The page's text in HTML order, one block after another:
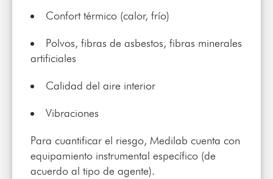
Confort térmico (calor, frío)
Polvos, fibras de asbestos, fibras minerales
artificiales
Calidad del aire interior
Vibraciones
Para cuantificar el riesgo, Medilab cuenta con
equipamiento instrumental específico (de
acuerdo al tipo de agente).